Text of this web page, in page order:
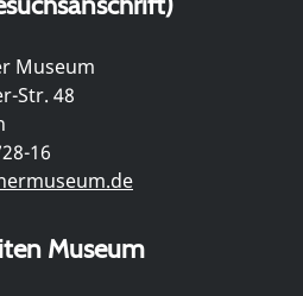
Museum
Str. 48
16
Museum